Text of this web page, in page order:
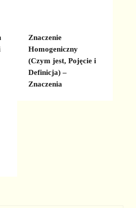
Znaczenie
Homogeniczny
(Czym jest, Pojęcie i
Definicja) –
Znaczenia